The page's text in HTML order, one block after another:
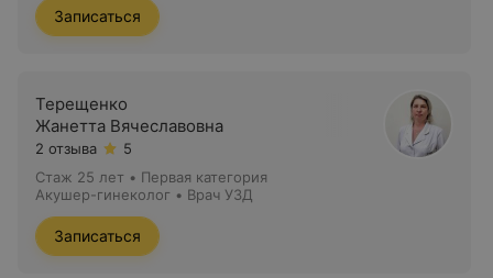
Записаться
Терещенко
Жанетта Вячеславовна
2 отзыва
5
Стаж 25 лет • Первая категория
Акушер-гинеколог • Врач УЗД
Записаться